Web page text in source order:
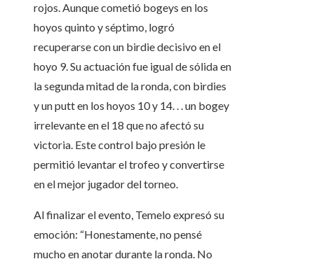
rojos. Aunque cometió bogeys en los
hoyos quinto y séptimo, logró
recuperarse con un birdie decisivo en el
hoyo 9. Su actuación fue igual de sólida en
la segunda mitad de la ronda, con birdies
y un putt en los hoyos 10 y 14. . . un bogey
irrelevante en el 18 que no afectó su
victoria. Este control bajo presión le
permitió levantar el trofeo y convertirse
en el mejor jugador del torneo.
Al finalizar el evento, Temelo expresó su
emoción: “Honestamente, no pensé
mucho en anotar durante la ronda. No